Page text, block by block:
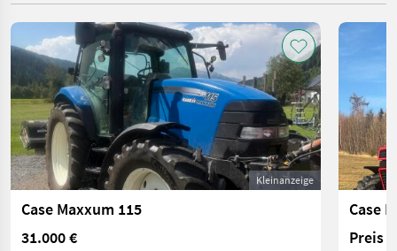
Kleinanzeige
Case Maxxum 115
31.000 €
Case
Preis